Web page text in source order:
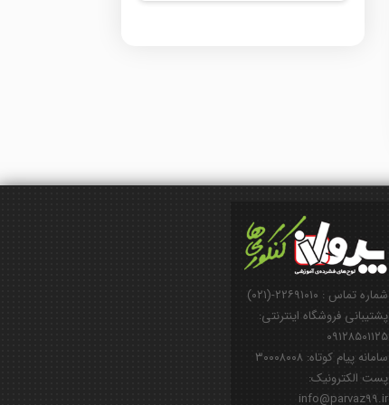
شماره تماس : ۲۲۶۹۱۰۱۰-(۰۲۱)
پشتیبانی فروشگاه اینترنتی:
۰۹۱۲۸۵۰۱۱۲۵
سامانه پیام کوتاه: ۳۰۰۰۸۰۰۸
پست الکترونیک:
info@parvaz99.ir